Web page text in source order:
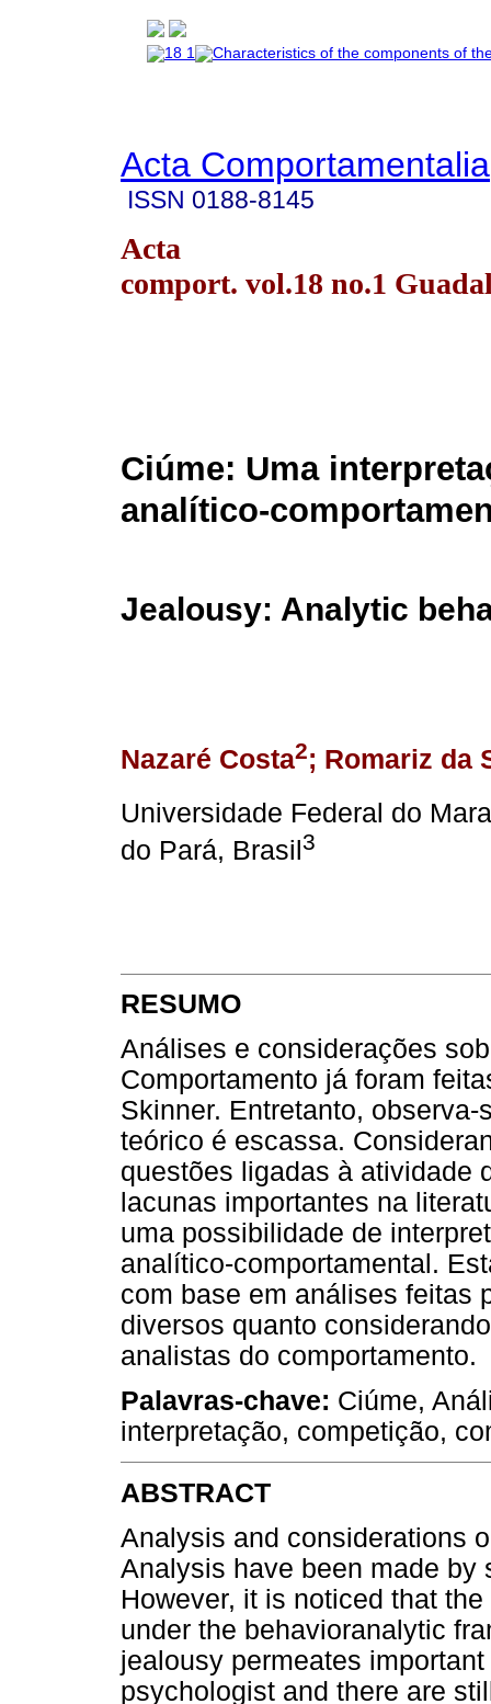
Acta Comportamentalia
ISSN 0188-8145
Acta
comport. vol.18 no.1
Ciúme: Uma
analítico-
Jealousy: Analytic
Nazaré Costa2; Romariz da
Universidade Federal do
do Pará, Brasil 3
RESUMO
Análises e considerações
Comportamento já foram
Skinner. Entretanto,
teórico é escassa.
questões ligadas à atividade
lacunas importantes na
uma possibilidade de
analítico-comportamental.
com base em análises feitas
diversos quanto
analistas do comportamento.
Palavras-chave: Ciúme,
interpretação, competição,
ABSTRACT
Analysis and considerations
Analysis have been made by
However, it is noticed that
under the behavioranalytic
jealousy permeates
psychologist and there are